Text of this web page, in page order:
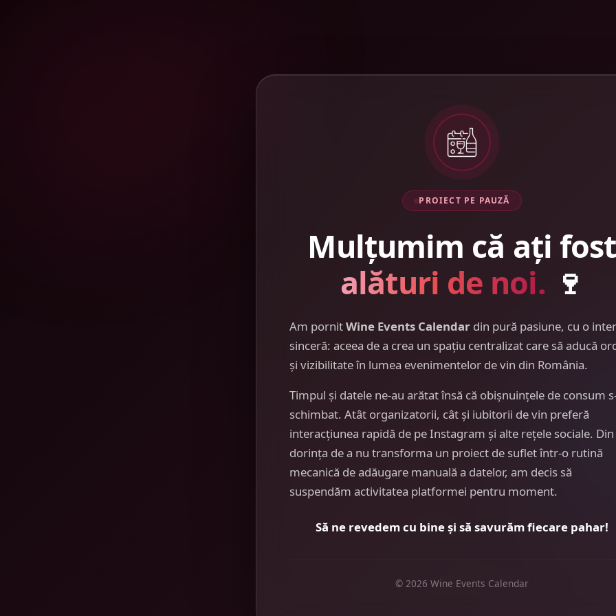
PROIECT PE PAUZĂ
Mulțumim că ați fost
alături de noi. 🍷
Am pornitWine Events Calendar din pură pasiune, cu o
sinceră: aceea de a crea un spațiu centralizat care să aducă
și vizibilitate în lumea evenimentelor de vin din România.
Timpul și datele ne-au arătat însă că obișnuințele de consum
schimbat. Atât organizatorii, cât și iubitorii de vin preferă
interacțiunea rapidă de pe Instagram și alte rețele sociale. Din
dorința de a nu transforma un proiect de suflet într-o rutină
mecanică de adăugare manuală a datelor, am decis să
suspendăm activitatea platformei pentru moment.
Să ne revedem cu bine și să savurăm fiecare pahar!
© 2026 Wine Events Calendar